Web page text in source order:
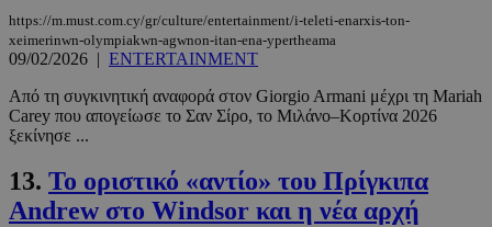
https://m.must.com.cy/gr/culture/entertainment/i-teleti-enarxis-ton-
xeimerinwn-olympiakwn-agwnon-itan-ena-ypertheama
09/02/2026 | ENTERTAINMENT
Από τη συγκινητική αναφορά στον Giorgio Armani μέχρι τη Mariah
Carey που απογείωσε το Σαν Σίρο, το Μιλάνο–Κορτίνα 2026
ξεκίνησε ...
13. Το οριστικό «αντίο» του Πρίγκιπα
Andrew στο Windsor και η νέα αρχή